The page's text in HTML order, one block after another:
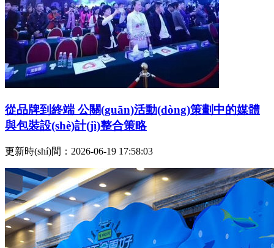
從品牌到終端 公關(guān)活動(dòng)策劃中的媒體
與包裝設(shè)計(jì)整合策略
更新時(shí)間：2026-06-19 17:58:03